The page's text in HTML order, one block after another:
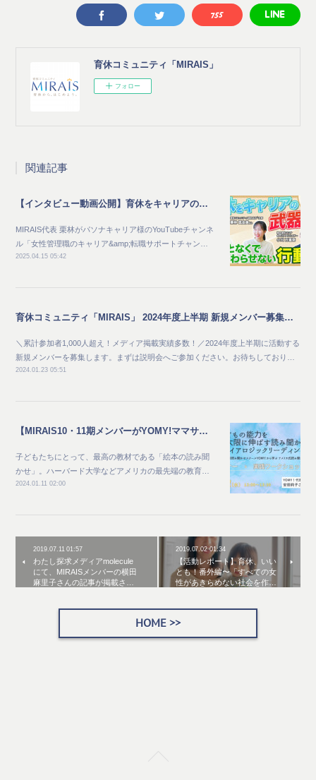
育休コミュニティ「MIRAIS」
フォロー
関連記事
【インタビュー動画公開】育休をキャリアの武器に なんとなくで終わらせない行動術
MIRAIS代表 栗林がパソナキャリア様のYouTubeチャンネ
ル「女性管理職のキャリア&amp;転職サポートチャン…
2025.04.15 05:42
育休コミュニティ「MIRAIS」 2024年度上半期 新規メンバー募集及び説明会開催のご案内
＼累計参加者1,000人超え！メディア掲載実績多数！／2024年度上半期に活動する
新規メンバーを募集します。まずは説明会へご参加ください。お待ちしており…
2024.01.23 05:51
【MIRAIS10・11期メンバーがYOMY!ママサポーターとして活動しています】
子どもたちにとって、最高の教材である「絵本の読み聞
かせ」。ハーバード大学などアメリカの最先端の教育…
2024.01.11 02:00
2019.07.11 01:57
わたし探求メディアmolecule
にて、MIRAISメンバーの横田
麻里子さんの記事が掲載さ…
2019.07.02 01:34
【活動レポート】育休、いい
とも！番外編〜「すべての女
性があきらめない社会を作…
HOME >>